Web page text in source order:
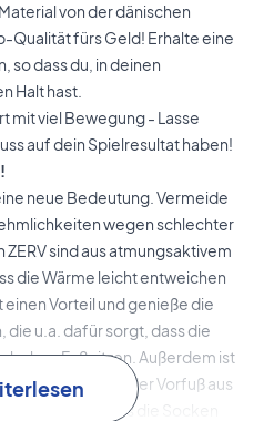
von der dänischen
Qualität fürs Geld! Erhalte eine
so dass du, in deinen
Halt hast.
mit viel Bewegung - Lasse
auf dein Spielresultat haben!
neue Bedeutung. Vermeide
wegen schlechter
sind aus atmungsaktivem
die Wärme leicht entweichen
Vorteil und genieße die
u.a. dafür sorgt, dass die
am Fuß sitzen. Außerdem ist
die Ferse und der Vorfuß aus
sind, so dass die Socken